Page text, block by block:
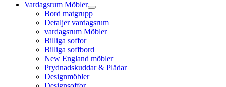
Vardagsrum Möbler
Bord matgrupp
Detaljer vardagsrum
vardagsrum Möbler
Billiga soffor
Billiga soffbord
New England möbler
Prydnadskuddar & Plädar
Designmöbler